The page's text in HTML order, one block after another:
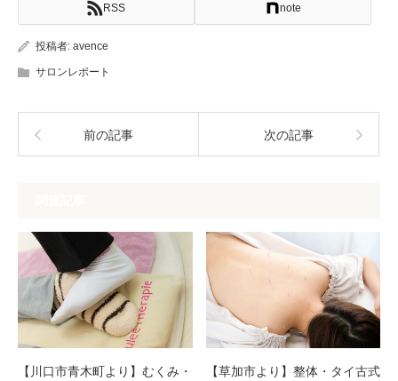
RSS note
投稿者: avence
サロンレポート
前の記事 次の記事
【川口市青木町より】むくみ・
【草加市より】整体・タイ古式